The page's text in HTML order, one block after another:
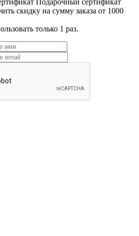
Подарочный сертификат
скидку на сумму заказа от 1000
только 1 раз.